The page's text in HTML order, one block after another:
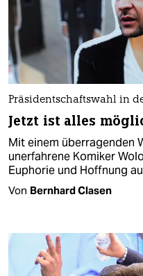
Präsidentschaftswahl in
Jetzt ist alles
Mit einem überragenden
unerfahrene Komiker
Euphorie und Hoffnung
Von Bernhard Clasen